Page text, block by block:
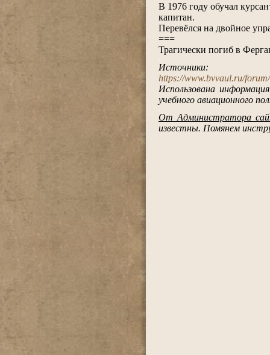
В 1976 году обучал
капитан.
Перевёлся на двойное
===
Трагически погиб в
Источники:
https://www.bvvaul.ru/
Использована
учебного авиационного
От Администратора
известны. Помянем